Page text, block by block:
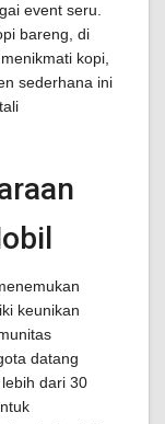
event seru.
bareng, di
kopi,
sederhana ini
keunikan
datang
dari 30